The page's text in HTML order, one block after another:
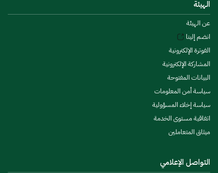
الهيئة
عن الهيئة
انضم إلينا
الفوترة الإلكترونية
المشاركة الإلكترونية
البيانات المفتوحة
سياسة أمن المعلومات
سياسة إخلاء المسؤولية
اتفاقية مستوى الخدمة
ميثاق المتعاملين
التواصل الإعلامي